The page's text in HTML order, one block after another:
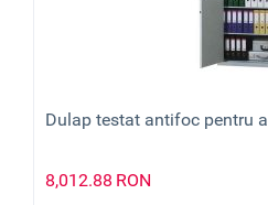
Dulap testat antifoc pentru
8,012.88 RON